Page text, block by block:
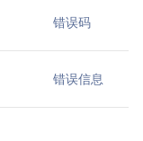
错误码
错误信息